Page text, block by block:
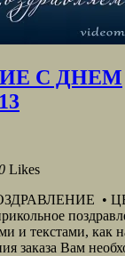
С ДНЕМ
Likes
•
и текстами, как
заказа Вам